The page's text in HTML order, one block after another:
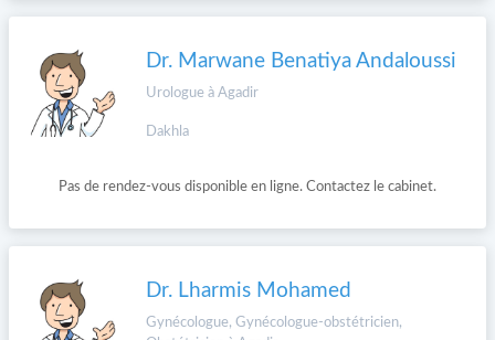
Dr. Marwane Benatiya Andaloussi
Urologue à Agadir
Dakhla
Pas de rendez-vous disponible en ligne. Contactez le cabinet.
Dr. Lharmis Mohamed
Gynécologue, Gynécologue-obstétricien,